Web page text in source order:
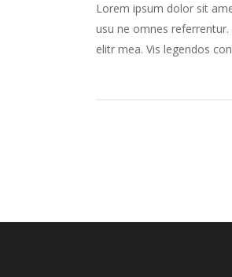
Lorem ipsum dolor sit
usu ne omnes
elitr mea. Vis legendos